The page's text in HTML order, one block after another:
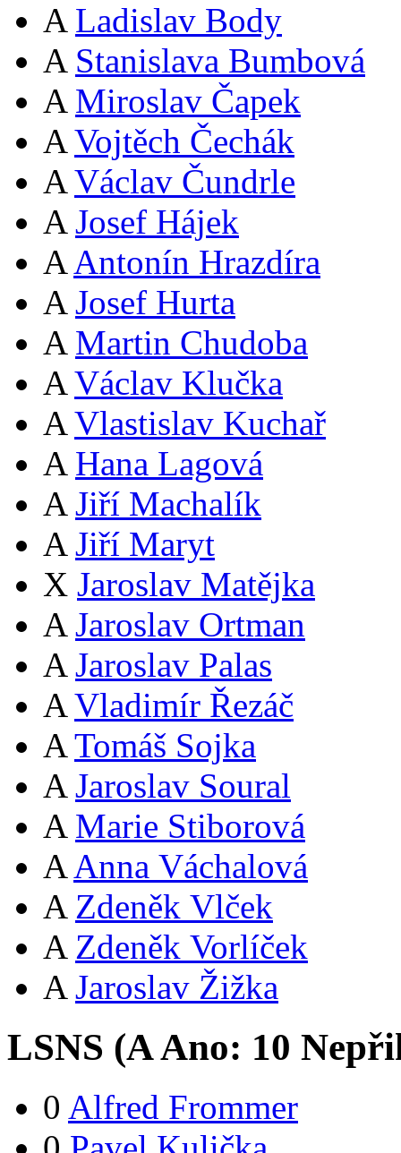
A Ladislav Body
A Stanislava Bumbová
A Miroslav Čapek
A Vojtěch Čechák
A Václav Čundrle
A Josef Hájek
A Antonín Hrazdíra
A Josef Hurta
A Martin Chudoba
A Václav Klučka
A Vlastislav Kuchař
A Hana Lagová
A Jiří Machalík
A Jiří Maryt
X Jaroslav Matějka
A Jaroslav Ortman
A Jaroslav Palas
A Vladimír Řezáč
A Tomáš Sojka
A Jaroslav Soural
A Marie Stiborová
A Anna Váchalová
A Zdeněk Vlček
A Zdeněk Vorlíček
A Jaroslav Žižka
LSNS (AAno: 10
0 Alfred Frommer